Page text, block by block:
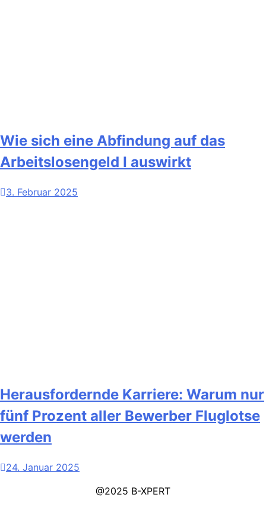
Wie sich eine Abfindung auf das
Arbeitslosengeld I auswirkt
3. Februar 2025
Herausfordernde Karriere: Warum nur
fünf Prozent aller Bewerber Fluglotse
werden
24. Januar 2025
@2025 B-XPERT